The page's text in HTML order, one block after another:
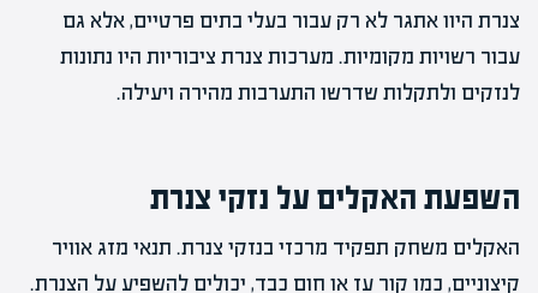
צנרת היוו אתגר לא רק עבור בעלי בתים פרטיים, אלא גם
עבור רשויות מקומיות. מערכות צנרת ציבוריות היו נתונות
לנזקים ולתקלות שדרשו התערבות מהירה ויעילה.
השפעת האקלים על נזקי צנרת
האקלים משחק תפקיד מרכזי בנזקי צנרת. תנאי מזג אוויר
קיצוניים, כמו קור עז או חום כבד, יכולים להשפיע על הצנרת.